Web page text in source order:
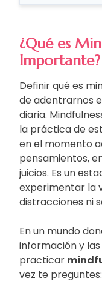
¿Qué es
Importante?
Definir qué es
de adentrarnos
diaria.
la práctica de
en el momento
pensamientos,
juicios. Es un
experimentar la
distracciones ni
En un mundo
información y
practicar
vez te